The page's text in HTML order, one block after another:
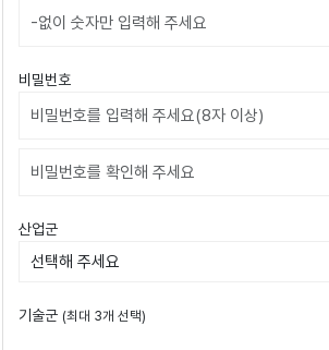
비밀번호
비밀번호확인
산업군
기술군 (최대 3개 선택)